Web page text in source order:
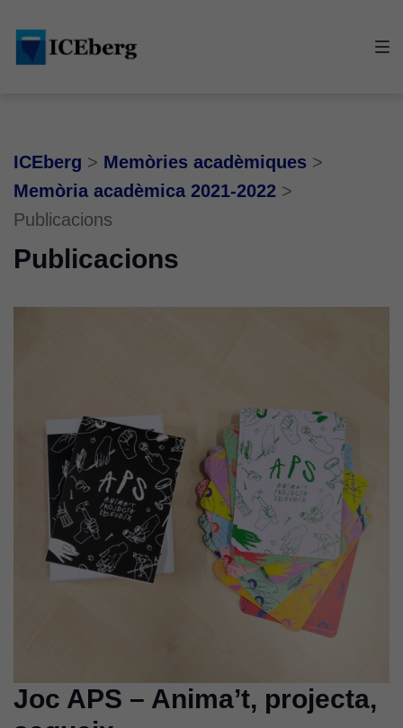
main
content
footer
ICEberg > Memòries acadèmiques >
Memòria acadèmica 2021-2022 >
Publicacions
Publicacions
Joc APS – Anima’t, projecta,